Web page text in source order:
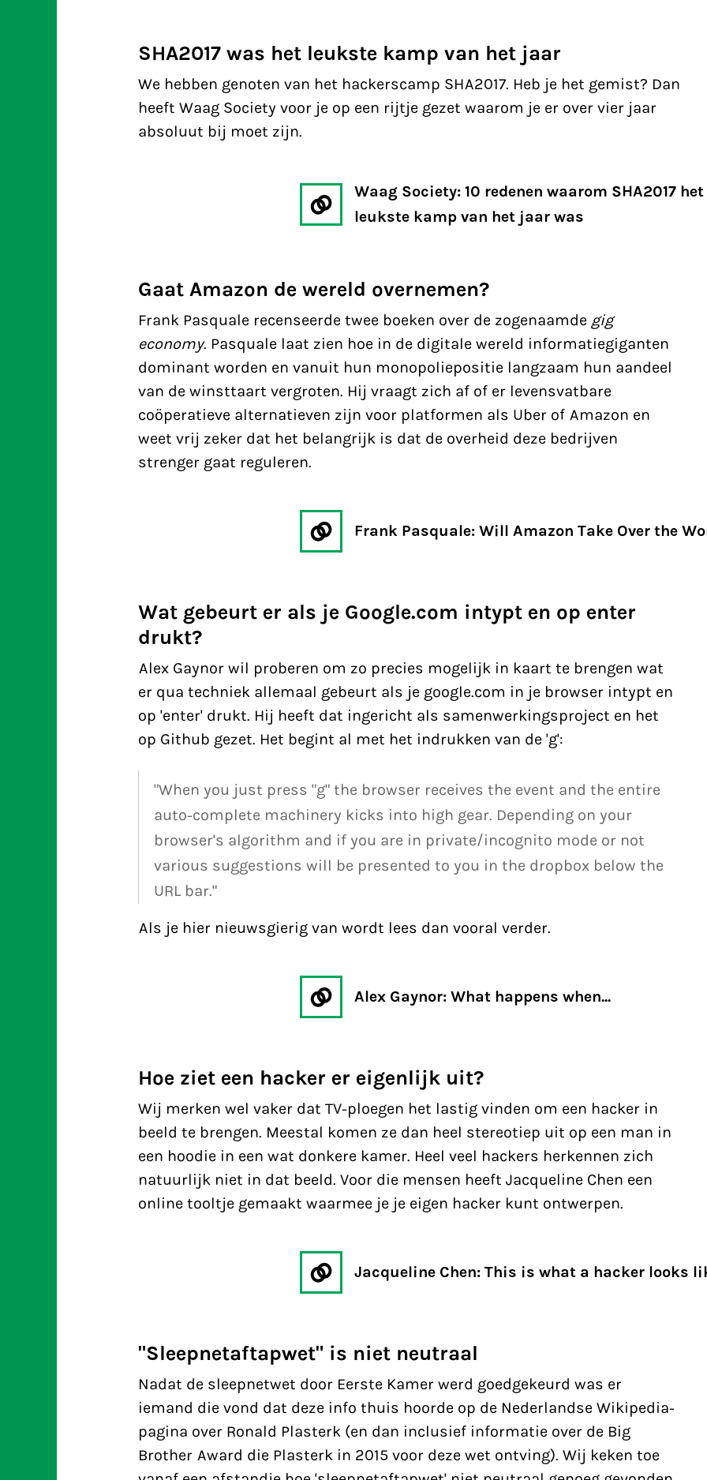
SHA2017 was het leukste kamp van het jaar
We hebben genoten van het hackerscamp SHA2017. Heb je het gemist? Dan
heeft Waag Society voor je op een rijtje gezet waarom je er over vier jaar
absoluut bij moet zijn.
Waag Society: 10 redenen waarom SHA2017 het
leukste kamp van het jaar was
Gaat Amazon de wereld overnemen?
Frank Pasquale recenseerde twee boeken over de zogenaamde gig
economy. Pasquale laat zien hoe in de digitale wereld informatiegiganten
dominant worden en vanuit hun monopoliepositie langzaam hun aandeel
van de winsttaart vergroten. Hij vraagt zich af of er levensvatbare
coöperatieve alternatieven zijn voor platformen als Uber of Amazon en
weet vrij zeker dat het belangrijk is dat de overheid deze bedrijven
strenger gaat reguleren.
Frank Pasquale: Will Amazon Take Over the
Wat gebeurt er als je Google.com intypt en op enter
drukt?
Alex Gaynor wil proberen om zo precies mogelijk in kaart te brengen wat
er qua techniek allemaal gebeurt als je google.com in je browser intypt en
op 'enter' drukt. Hij heeft dat ingericht als samenwerkingsproject en het
op Github gezet. Het begint al met het indrukken van de 'g':
"When you just press "g" the browser receives the event and the entire
auto-complete machinery kicks into high gear. Depending on your
browser's algorithm and if you are in private/incognito mode or not
various suggestions will be presented to you in the dropbox below the
URL bar."
Als je hier nieuwsgierig van wordt lees dan vooral verder.
Alex Gaynor: What happens when...
Hoe ziet een hacker er eigenlijk uit?
Wij merken wel vaker dat TV-ploegen het lastig vinden om een hacker in
beeld te brengen. Meestal komen ze dan heel stereotiep uit op een man in
een hoodie in een wat donkere kamer. Heel veel hackers herkennen zich
natuurlijk niet in dat beeld. Voor die mensen heeft Jacqueline Chen een
online tooltje gemaakt waarmee je je eigen hacker kunt ontwerpen.
Jacqueline Chen: This is what a hacker looks
"Sleepnetaftapwet" is niet neutraal
Nadat de sleepnetwet door Eerste Kamer werd goedgekeurd was er
iemand die vond dat deze info thuis hoorde op de Nederlandse Wikipedia-
pagina over Ronald Plasterk (en dan inclusief informatie over de Big
Brother Award die Plasterk in 2015 voor deze wet ontving). Wij keken toe